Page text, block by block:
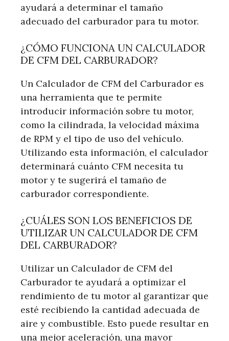
ayudará a determinar el tamaño
adecuado del carburador para tu motor.
¿CÓMO FUNCIONA UN CALCULADOR
DE CFM DEL CARBURADOR?
Un Calculador de CFM del Carburador es
una herramienta que te permite
introducir información sobre tu motor,
como la cilindrada, la velocidad máxima
de RPM y el tipo de uso del vehículo.
Utilizando esta información, el calculador
determinará cuánto CFM necesita tu
motor y te sugerirá el tamaño de
carburador correspondiente.
¿CUÁLES SON LOS BENEFICIOS DE
UTILIZAR UN CALCULADOR DE CFM
DEL CARBURADOR?
Utilizar un Calculador de CFM del
Carburador te ayudará a optimizar el
rendimiento de tu motor al garantizar que
esté recibiendo la cantidad adecuada de
aire y combustible. Esto puede resultar en
una mejor aceleración, una mayor